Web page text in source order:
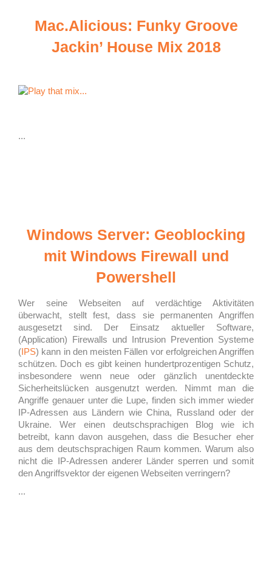
Mac.Alicious: Funky Groove
Jackin’ House Mix 2018
...
Windows Server: Geoblocking
mit Windows Firewall und
Powershell
Wer seine Webseiten auf verdächtige Aktivitäten
überwacht, stellt fest, dass sie permanenten Angriffen
ausgesetzt sind. Der Einsatz aktueller Software,
(Application) Firewalls und Intrusion Prevention Systeme
(IPS) kann in den meisten Fällen vor erfolgreichen Angriffen
schützen. Doch es gibt keinen hundertprozentigen Schutz,
insbesondere wenn neue oder gänzlich unentdeckte
Sicherheitslücken ausgenutzt werden. Nimmt man die
Angriffe genauer unter die Lupe, finden sich immer wieder
IP-Adressen aus Ländern wie China, Russland oder der
Ukraine. Wer einen deutschsprachigen Blog wie ich
betreibt, kann davon ausgehen, dass die Besucher eher
aus dem deutschsprachigen Raum kommen. Warum also
nicht die IP-Adressen anderer Länder sperren und somit
den Angriffsvektor der eigenen Webseiten verringern?
...